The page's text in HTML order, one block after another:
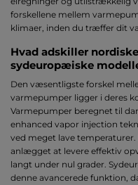
forskellene mellem
klimaer, inden du træffer dit
Hvad adskiller
sydeuropæiske
Den væsentligste forskel
varmepumper ligger i deres
Varmepumper beregnet til
enhanced vapor injection
ved meget lave
anlægget at levere effektiv
langt under nul grader.
denne avancerede funktion,